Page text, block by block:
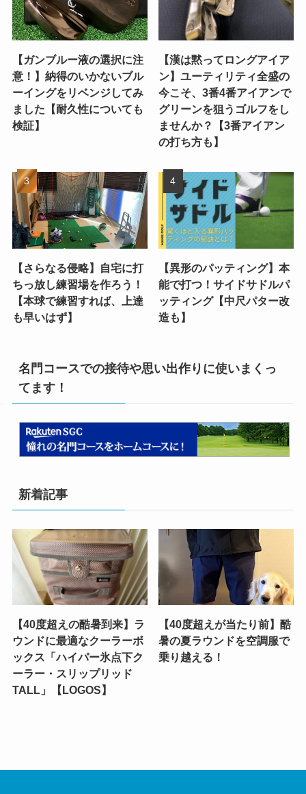
【ガンブルー液の選択に注
意！】納得のいかないブル
ーイングをリベンジしてみ
ました【耐久性についても
検証】
【漢は黙ってロングアイア
ン】ユーティリティ全盛の
今こそ、3番4番アイアンで
グリーンを狙うゴルフをし
ませんか？【3番アイアン
の打ち方も】
【さらなる侵略】自宅に打
ちっ放し練習場を作ろう！
【本球で練習すれば、上達
も早いはず】
【異形のパッティング】本
能で打つ！サイドサドルパ
ッティング【中尺パター改
造も】
名門コースでの接待や思い出作りに使いまくっ
てます！
新着記事
【40度超えの酷暑到来】ラ
ウンドに最適なクーラーボ
ックス「ハイパー氷点下ク
ーラー・スリップリッド
TALL」【LOGOS】
【40度超えが当たり前】酷
暑の夏ラウンドを空調服で
乗り越える！